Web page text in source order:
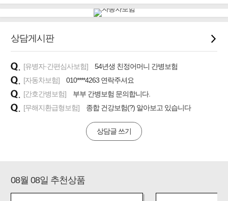
#노후대비 연금재테크!
#교통사고대비 운전자보험
#무해지 건강보험
#바뀌기전에 4세대 가입
상담게시판
[유병자·간편심사보험]
54년생 친정어머니 간병보험
[자동차보험]
010****4263 연락주셔요
[간호간병보험]
부부 간병보험 문의합니다.
[무해지환급형보험]
종합 건강보험(?) 알아보고 있습니다
상담글 쓰기
08월 08일 추천상품